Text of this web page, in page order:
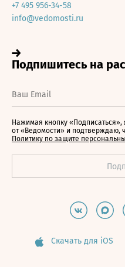
+7 495 956-34-58
info@vedomosti.ru
Нажимая кнопку «Подписаться»,
от «Ведомости» и подтверждаю,
Политику по защите
Скачать для iOS